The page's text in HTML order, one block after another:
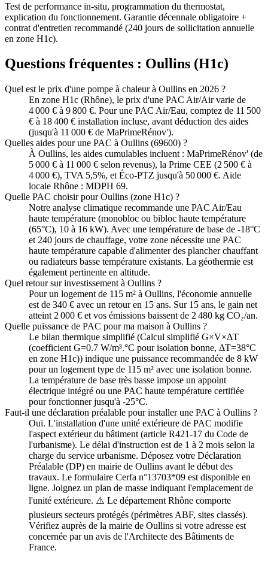
Test de performance in-situ, programmation du thermostat,
explication du fonctionnement. Garantie décennale obligatoire +
contrat d'entretien recommandé (240 jours de sollicitation annuelle
en zone H1c).
Questions fréquentes : Oullins (H1c)
Quel est le prix d'une pompe à chaleur à Oullins en 2026 ?
En zone H1c (Rhône), le prix d'une PAC Air/Air varie de
4 000 € à 9 800 €. Pour une PAC Air/Eau, comptez de 11 500
€ à 18 400 € installation incluse, avant déduction des aides
(jusqu'à 11 000 € de MaPrimeRénov').
Quelles aides pour une PAC à Oullins (69600) ?
À Oullins, les aides cumulables incluent : MaPrimeRénov' (de
5 000 € à 11 000 € selon revenus), la Prime CEE (2 500 € à
4 000 €), TVA 5,5%, et Éco-PTZ jusqu'à 50 000 €. Aide
locale Rhône : MDPH 69.
Quelle PAC choisir pour Oullins (zone H1c) ?
Notre analyse climatique recommande une PAC Air/Eau
haute température (monobloc ou bibloc haute température
(65°C), 10 à 16 kW). Avec une température de base de -18°C
et 240 jours de chauffage, votre zone nécessite une PAC
haute température capable d'alimenter des plancher chauffant
ou radiateurs basse température existants. La géothermie est
également pertinente en altitude.
Quel retour sur investissement à Oullins ?
Pour un logement de 115 m² à Oullins, l'économie annuelle
est de 340 € avec un retour en 15 ans. Sur 15 ans, le gain net
atteint 2 000 € et vos émissions baissent de 2 480 kg CO₂/an.
Quelle puissance de PAC pour ma maison à Oullins ?
Le bilan thermique simplifié (Calcul simplifié G×V×ΔT
(coefficient G=0.7 W/m³.°C pour isolation bonne, ΔT=38°C
en zone H1c)) indique une puissance recommandée de 8 kW
pour un logement type de 115 m² avec une isolation bonne.
La température de base très basse impose un appoint
électrique intégré ou une PAC haute température certifiée
pour fonctionner jusqu'à -25°C.
Faut-il une déclaration préalable pour installer une PAC à Oullins ?
Oui. L'installation d'une unité extérieure de PAC modifie
l'aspect extérieur du bâtiment (article R421-17 du Code de
l'urbanisme). Le délai d'instruction est de 1 à 2 mois selon la
charge du service urbanisme. Déposez votre Déclaration
Préalable (DP) en mairie de Oullins avant le début des
travaux. Le formulaire Cerfa n°13703*09 est disponible en
ligne. Joignez un plan de masse indiquant l'emplacement de
l'unité extérieure. ⚠️ Le département Rhône comporte
plusieurs secteurs protégés (périmètres ABF, sites classés).
Vérifiez auprès de la mairie de Oullins si votre adresse est
concernée par un avis de l'Architecte des Bâtiments de
France.